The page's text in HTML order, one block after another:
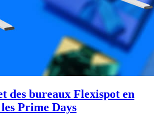
des bureaux Flexispot en
Prime Days